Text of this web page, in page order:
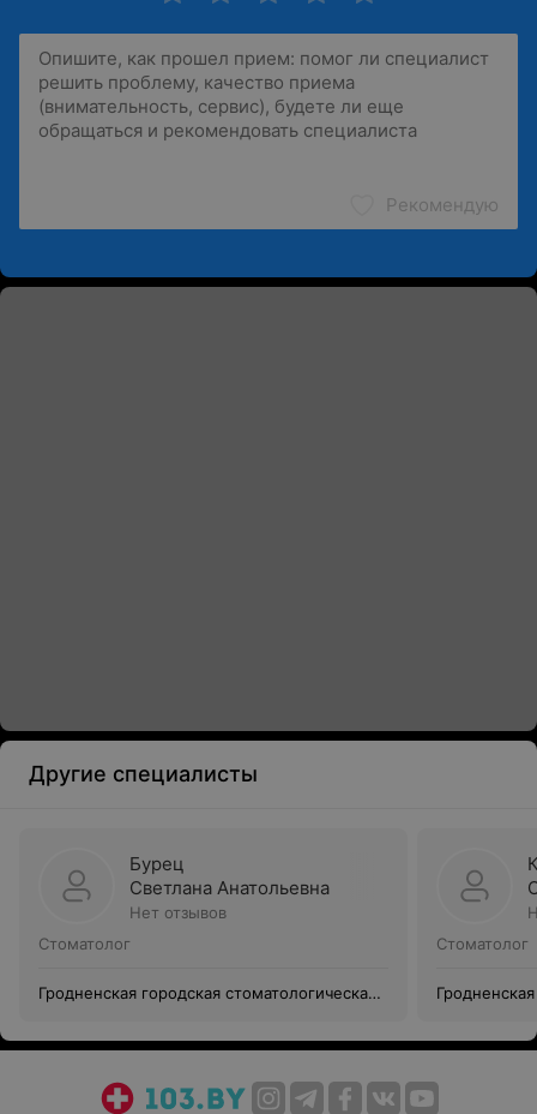
Рекомендую
Другие специалисты
Бурец
Светлана Анатольевна
Нет отзывов
Стоматолог
Гродненская городская стоматологическая
Стоматолог